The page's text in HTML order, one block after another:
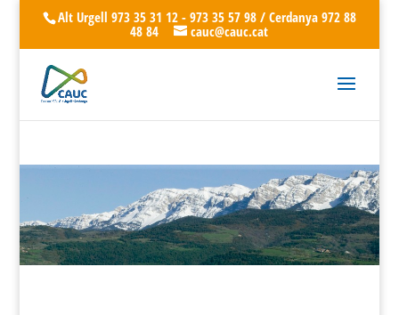
Alt Urgell 973 35 31 12 - 973 35 57 98 / Cerdanya 972 88
48 84
cauc@cauc.cat